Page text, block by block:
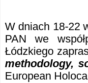
W dniach 18-22
PAN we
Łódzkiego
methodology,
European